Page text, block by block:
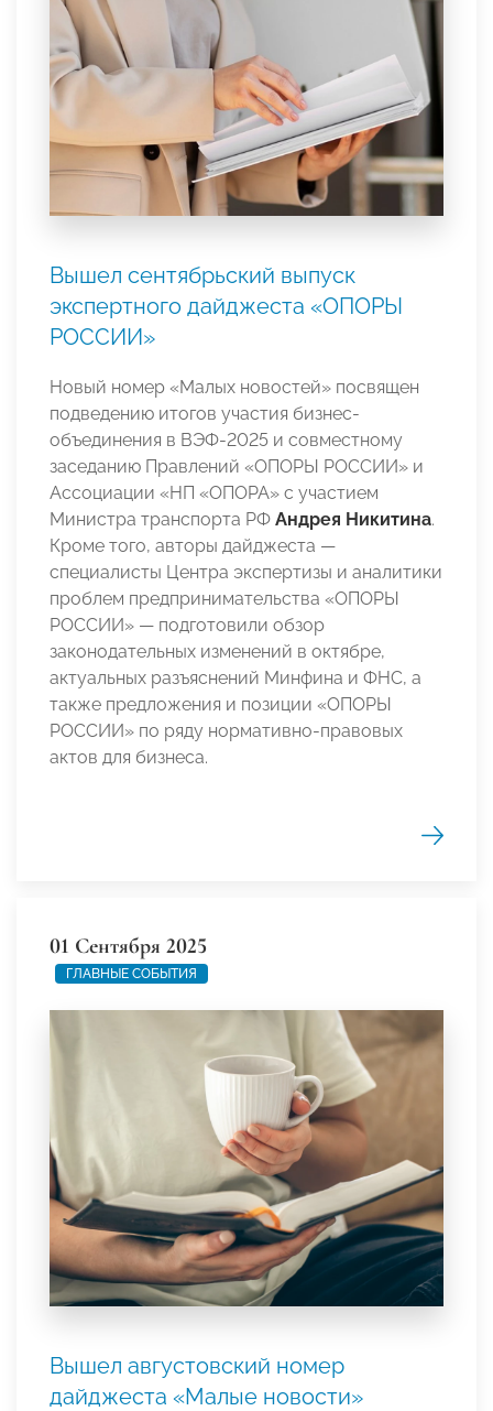
Вышел сентябрьский выпуск
экспертного дайджеста «ОПОРЫ
РОССИИ»
Новый номер «Малых новостей» посвящен
подведению итогов участия бизнес-
объединения в ВЭФ-2025 и совместному
заседанию Правлений «ОПОРЫ РОССИИ» и
Ассоциации «НП «ОПОРА» с участием
Министра транспорта РФ Андрея Никитина.
Кроме того, авторы дайджеста —
специалисты Центра экспертизы и аналитики
проблем предпринимательства «ОПОРЫ
РОССИИ» — подготовили обзор
законодательных изменений в октябре,
актуальных разъяснений Минфина и ФНС, а
также предложения и позиции «ОПОРЫ
РОССИИ» по ряду нормативно-правовых
актов для бизнеса.
01 Сентября 2025
ГЛАВНЫЕ СОБЫТИЯ
Вышел августовский номер
дайджеста «Малые новости»